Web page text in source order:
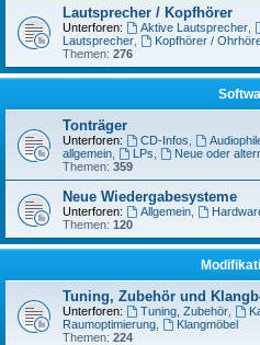
Lautsprecher / Kopfhörer
Unterforen: Aktive Lautsprecher,
Lautsprecher
Kopfhörer /
Themen: 276
Tonträger
Unterforen: CD-Infos
allgemein
LPs Neue oder
Themen: 359
Neue Wiedergabesysteme
Unterforen: Allgemein,
Themen: 120
Tuning, Zubehör und
Unterforen: Tuning, Zubehör,
Raumoptimierung
Klangmöbel
Themen: 224